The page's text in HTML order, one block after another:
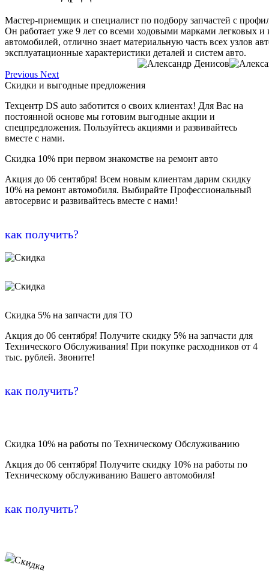
Мастер-приемщик и специалист по подбору запчастей с
Он работает уже 9 лет со всеми ходовыми марками легковых и
автомобилей, отлично знает материальную часть всех узлов
эксплуатационные характеристики деталей и систем авто.
Previous Next
Скидки и выгодные предложения
Техцентр DS auto заботится о своих клиентах! Для Вас на
постоянной основе мы готовим выгодные акции и
спецпредложения. Пользуйтесь акциями и развивайтесь
вместе с нами.
Скидка 10% при первом знакомстве на ремонт авто
Акция до 06 сентября! Всем новым клиентам дарим скидку
10% на ремонт автомобиля. Выбирайте Профессиональный
автосервис и развивайтесь вместе с нами!
как получить?
Скидка 5% на запчасти для ТО
Акция до 06 сентября! Получите скидку 5% на запчасти для
Технического Обслуживания! При покупке расходников от 4
тыс. рублей. Звоните!
как получить?
Скидка 10% на работы по Техническому Обслуживанию
Акция до 06 сентября! Получите скидку 10% на работы по
Техническому обслуживанию Вашего автомобиля!
как получить?